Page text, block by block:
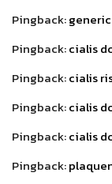
Pingback:
Pingback:cialis
Pingback:cialis
Pingback:cialis
Pingback:cialis
Pingback: